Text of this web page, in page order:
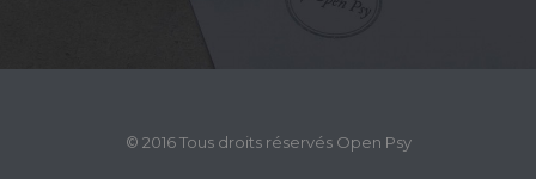
© 2016 Tous droits réservés Open Psy